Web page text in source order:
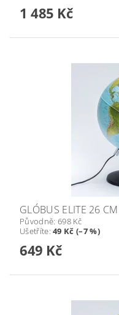
1 485 Kč
GLÓBUS ELITE 26 CM
Původně: 698 Kč
Ušetříte:49 Kč (–7 %)
649 Kč